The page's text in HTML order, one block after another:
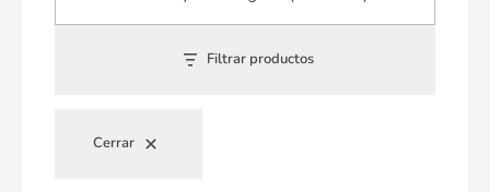
Filtrar productos
Cerrar